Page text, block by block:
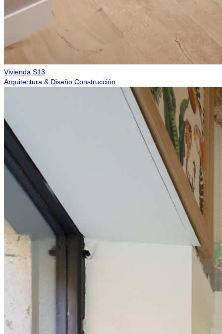
Vivienda S13
Arquitectura & Diseño Construcción